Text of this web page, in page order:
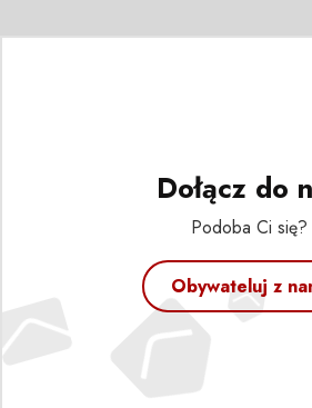
Dołącz do
Podoba Ci się?
Obywateluj z